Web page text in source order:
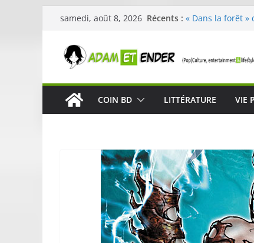
Passer
contenu
samedi, août 8, 2026 Récents : Skullcandy
29ème édition
Célestin en
La Scène
« In The
COIN BD LITTÉRATURE VIE